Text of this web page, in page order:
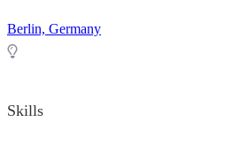
Berlin, Germany
Skills